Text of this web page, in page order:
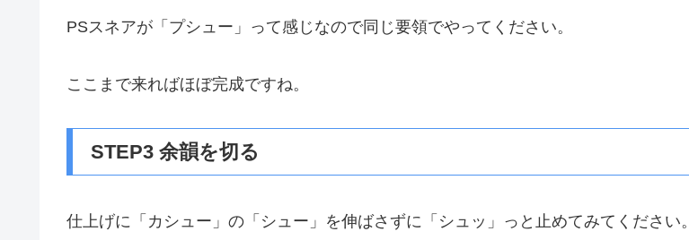
PSスネアが「プシュー」って感じなので同じ要領でやってください。
ここまで来ればほぼ完成ですね。
STEP3 余韻を切る
仕上げに「カシュー」の「シュー」を伸ばさずに「シュッ」っと止めてみてください。